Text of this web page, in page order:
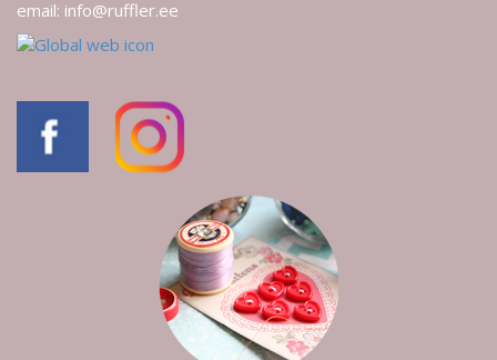
email: info@ruffler.ee